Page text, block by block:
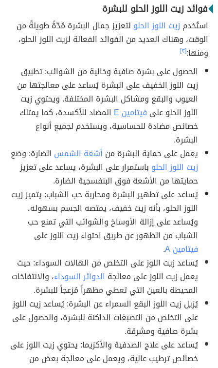
فوائد زيت اللوز الحلو للبشرة
استُخدم زيت اللوز الحلو لتعزيز جمال البشرة مُدّةً طويلةً من
الوقت، وهناك العديد من الفوائد الفعالة لزيت اللوز الحلو،
ومنها:[٣]
الحصول على بشرة صافية وخالية من الشوائب: تطبيق
زيت اللوز الخفيف على البشرة يُساعد على معالجتها من
العيوب والبقع ومشاكل البشرة المختلفة. ويحتوي زيت
اللوز الحلو على فيتامين E
المضاد للأكسدة، كما يمتلك
خصائص مضادة للحساسية، ويستخدم لجميع أنواع
البشرة.
يعمل على حماية البشرة من أشعة الشمس الضارة: وضع
زيت اللوز الحلو باستمرار على البشرة، يساعد على تعزيز
حمايتها من الأشعة فوق البنفسجية الضارة.
يُساعد على تطهير البشرة ومحاربة حب الشباب: يتميز زيت
اللوز الحلو، بأنه زيت خفيف، يمتصه الجسم بسهوله،
ويُساعد على إزالة الأوساخ والشوائب التي تمنع حب
الشباب من الظهور عن طريق احتواء زيت اللوز على
فيتامين A .
يُساعد زيت اللوز على التخلص من الهالات السوداء: حيث
يعمل زيت اللوز على معالجة الدوائر السوداء، والانتفاخات
المحيطة بالعين التي تعطي مظهراً مُزعجاً للبشرة.
يُزيل زيت اللوز البقع السمراء عن البشرة: يُساعد زيت اللوز
على التخلص من التصبغات الداكنة للبشرة، والحصول على
بشرة صافية ومشرقة.
يُساعد على علاج الصدفية والأكزيما: يحتوي زيت اللوز على
خصائص ترطيب عالية، ويعمل على معالجة بعض من